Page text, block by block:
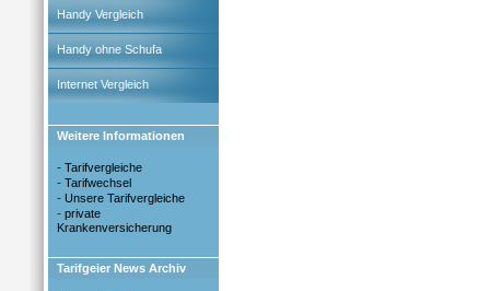
Handy Vergleich
Handy ohne Schufa
Internet Vergleich
Weitere Informationen
- Tarifvergleiche
- Tarifwechsel
- Unsere Tarifvergleiche
- private
Krankenversicherung
Tarifgeier News Archiv